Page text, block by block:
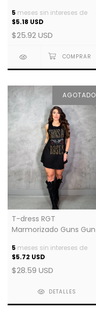
5 meses sin intereses de
$5.18 USD
$25.92 USD
AGOTADO
T-dress RGT
Marmorizado Guns Gun
5 meses sin intereses de
$5.72 USD
$28.59 USD
DETALLES